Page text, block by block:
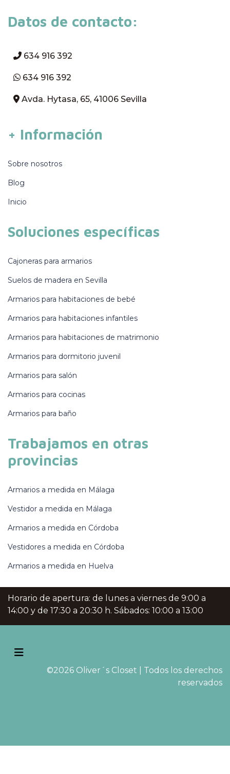
Datos de contacto:
634 916 392
634 916 392
Avda. Hytasa, 65, 41006 Sevilla
+ Información
Sobre nosotros
Blog
Inicio
Soluciones específicas
Cajoneras para armarios
Suelos de madera en Sevilla
Armarios para habitaciones de bebé
Armarios para habitaciones infantiles
Armarios para habitaciones de matrimonio
Armarios para dormitorio juvenil
Armarios para salón
Armarios para cocinas
Armarios para baño
Trabajamos en otras
provincias
Armarios a medida en Málaga
Vestidor a medida en Málaga
Armarios a medida en Córdoba
Vestidores a medida en Córdoba
Armarios a medida en Huelva
Horario de apertura: de lunes a viernes de 9:00 a
14:00 y de 17:30 a 20:30 h. Sábados: 10:00 a 13:00
©2026 Oliver´s Closet | Todos los derechos
reservados